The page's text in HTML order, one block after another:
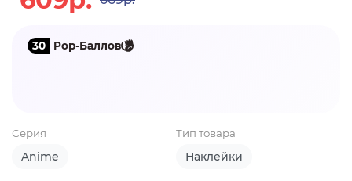
30 Pop-Баллов
Серия
Anime
Тип товара
Наклейки